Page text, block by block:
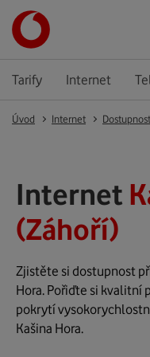
Tarify Internet
Úvod Internet Dostupnost
Internet
(Záhoří)
Zjistěte si dostupnost
Hora. Pořiďte si kvalitní
pokrytí
Kašina Hora.